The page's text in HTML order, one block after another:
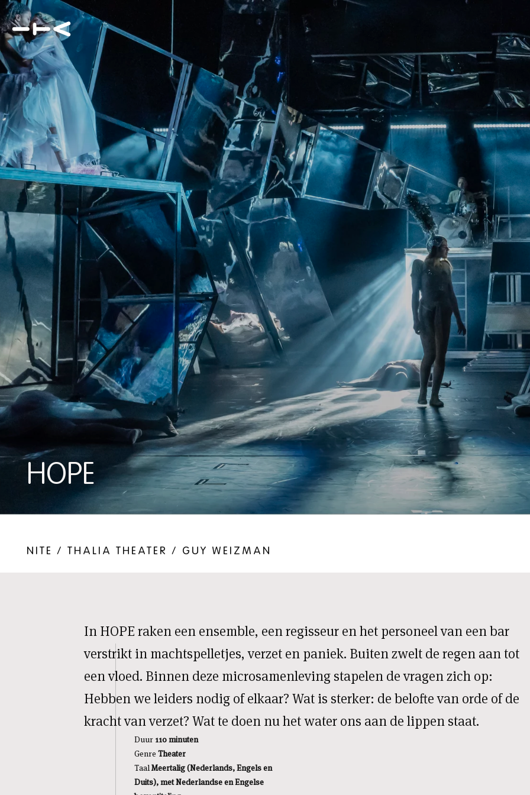
HOPE
HOPE
NITE / THALIA THEATER / GUY WEIZMAN
In HOPE raken een ensemble, een regisseur en het personeel van een bar
verstrikt in machtspelletjes, verzet en paniek. Buiten zwelt de regen aan tot
een vloed. Binnen deze microsamenleving stapelen de vragen zich op:
Hebben we leiders nodig of elkaar? Wat is sterker: de belofte van orde of de
kracht van verzet? Wat te doen nu het water ons aan de lippen staat.
Duur 110 minuten
Genre Theater
TaalMeertalig (Nederlands, Engels en
Duits), met Nederlandse en Engelse